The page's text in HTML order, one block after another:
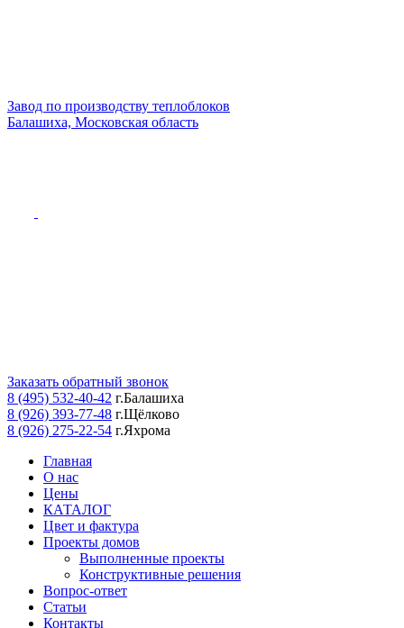
Завод по производству теплоблоков
Балашиха, Московская область
Заказать обратный звонок
8 (495) 532-40-42 г.Балашиха
8 (926) 393-77-48 г.Щёлково
8 (926) 275-22-54 г.Яхрома
Главная
О нас
Цены
КАТАЛОГ
Цвет и фактура
Проекты домов
Выполненные проекты
Конструктивные решения
Вопрос-ответ
Статьи
Контакты